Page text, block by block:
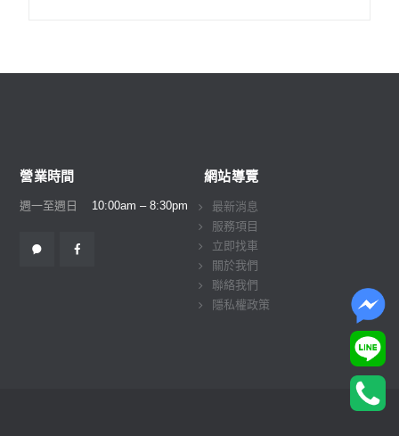
營業時間
週一至週日 10:00am – 8:30pm
網站導覽
最新消息
服務項目
立即找車
關於我們
聯絡我們
隱私權政策